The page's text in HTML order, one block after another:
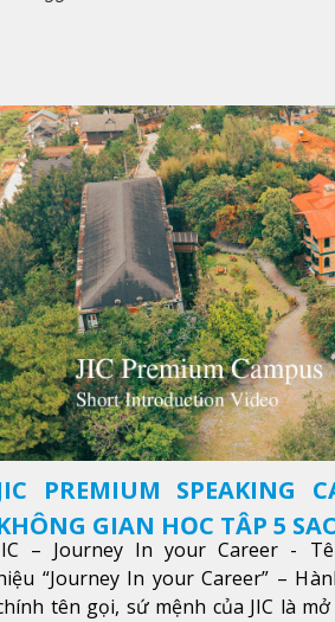
PREMIUM SPEAKING
GIAN HỌC TẬP 5
– Journey In your Career -
“Journey In your Career” –
tên gọi, sứ mệnh của JIC là